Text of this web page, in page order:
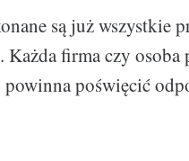
są już wszystkie
firma czy osoba
poświęcić